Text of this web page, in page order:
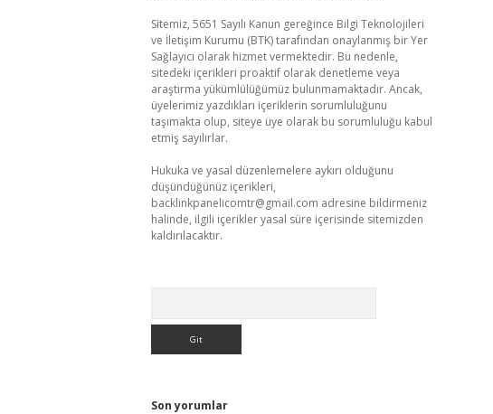
Sitemiz, 5651 Sayılı Kanun gereğince Bilgi Teknolojileri
ve İletişim Kurumu (BTK) tarafından onaylanmış bir Yer
Sağlayıcı olarak hizmet vermektedir. Bu nedenle,
sitedeki içerikleri proaktif olarak denetleme veya
araştırma yükümlülüğümüz bulunmamaktadır. Ancak,
üyelerimiz yazdıkları içeriklerin sorumluluğunu
taşımakta olup, siteye üye olarak bu sorumluluğu kabul
etmiş sayılırlar.
Hukuka ve yasal düzenlemelere aykırı olduğunu
düşündüğünüz içerikleri,
backlinkpanelicomtr@gmail.com adresine bildirmeniz
halinde, ilgili içerikler yasal süre içerisinde sitemizden
kaldırılacaktır.
Son yorumlar